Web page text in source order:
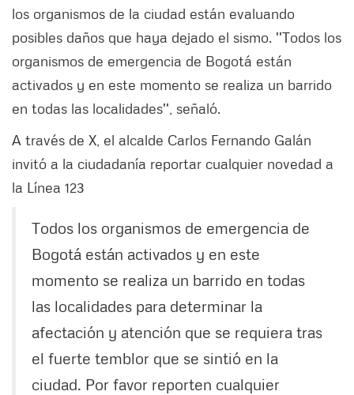
los organismos de la ciudad están evaluando
posibles daños que haya dejado el sismo. ''Todos los
organismos de emergencia de Bogotá están
activados y en este momento se realiza un barrido
en todas las localidades'', señaló.
A través de X, el alcalde Carlos Fernando Galán
invitó a la ciudadanía reportar cualquier novedad a
la Línea 123
Todos los organismos de emergencia de
Bogotá están activados y en este
momento se realiza un barrido en todas
las localidades para determinar la
afectación y atención que se requiera tras
el fuerte temblor que se sintió en la
ciudad. Por favor reporten cualquier